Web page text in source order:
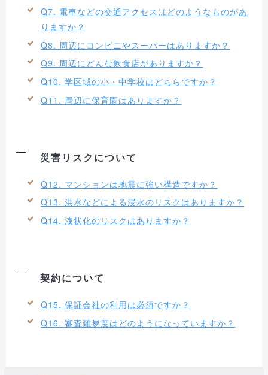
Q7. 電車などの交通アクセスはどのようなものがあ
りますか？
Q8. 周辺にコンビニやスーパーはありますか？
Q9. 周辺にどんな飲食店がありますか？
Q10. 学区域の小・中学校はどちらですか？
Q11. 周辺に保育園はありますか？
災害リスクについて
Q12. マンションは地震に強い構造ですか？
Q13. 洪水などによる浸水のリスクはありますか？
Q14. 液状化のリスクはありますか？
契約について
Q15. 保証会社の利用は必須ですか？
Q16. 審査難易度はどのようになっていますか？